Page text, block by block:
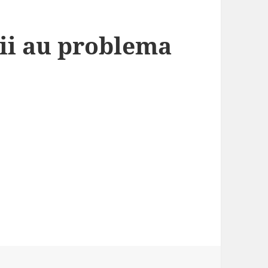
au problema